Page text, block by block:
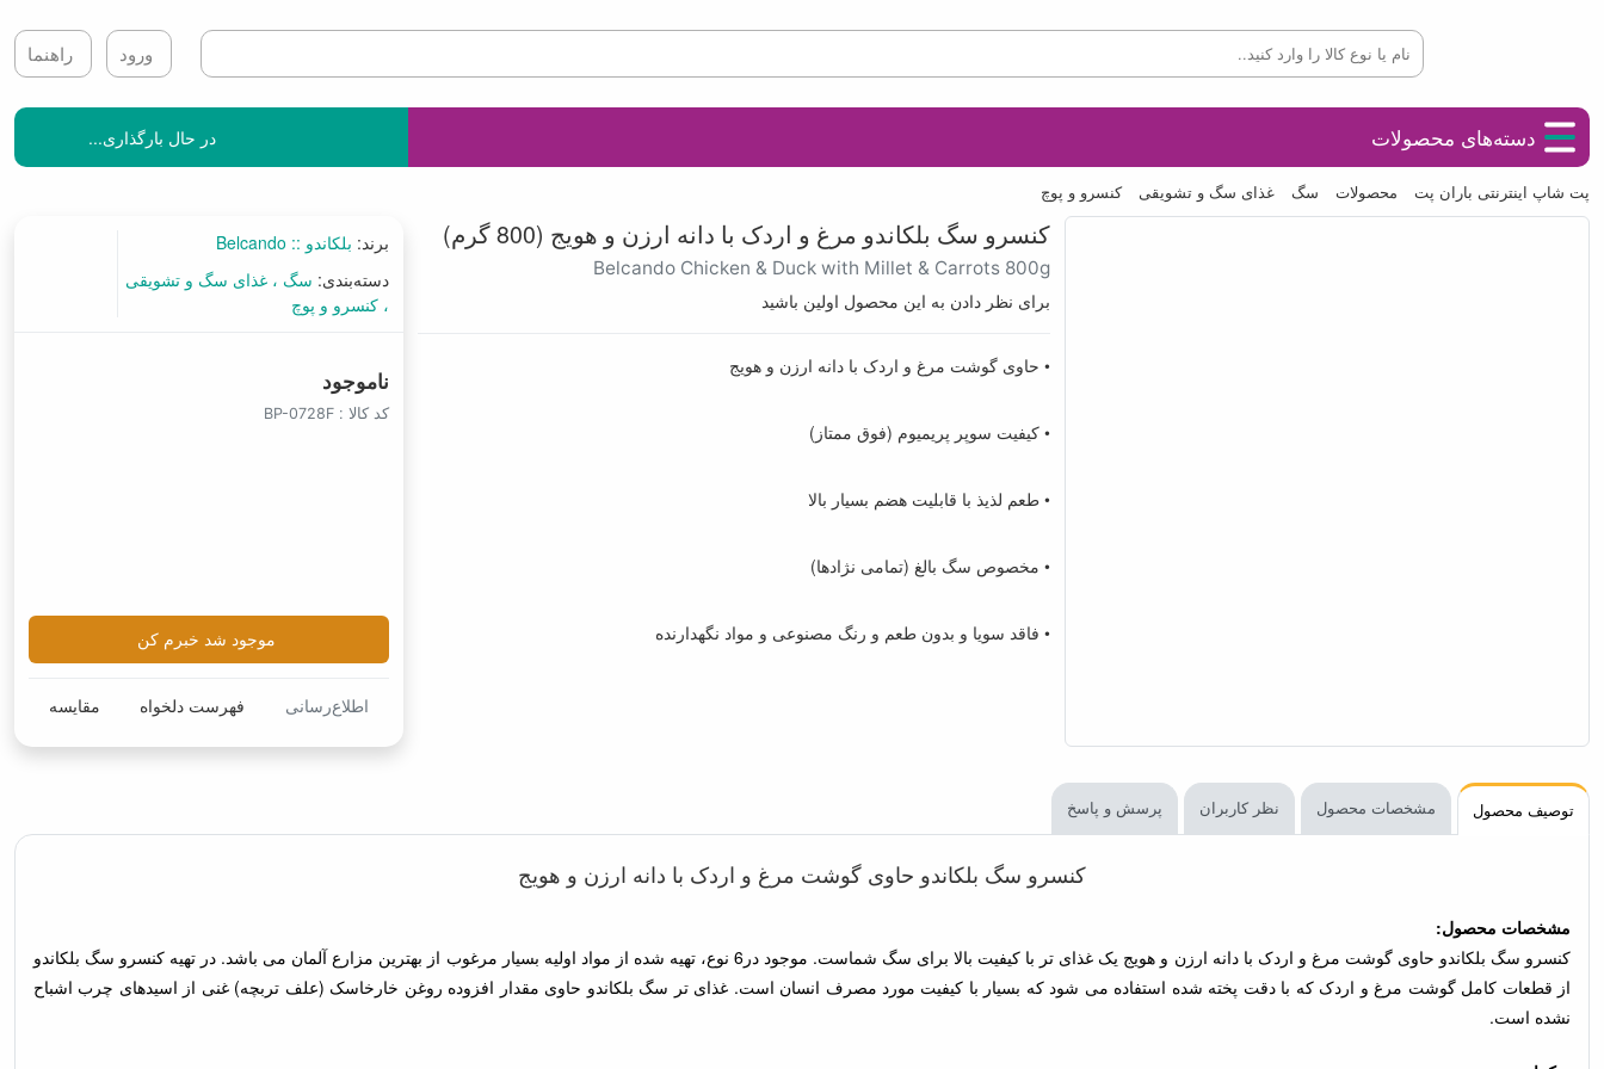
ورود راهنما
دسته‌های محصولات در حال بارگذاری...
پت شاپ اینترنتی باران پت محصولات سگ غذای سگ و تشویقی کنسرو و پوچ
کنسرو سگ بلکاندو مرغ و اردک با دانه ارزن و هویج (800 گرم)
Belcando Chicken & Duck with Millet & Carrots 800g
برای نظر دادن به این محصول اولین باشید
• حاوی گوشت مرغ و اردک با دانه ارزن و هویج
• کیفیت سوپر پریمیوم (فوق ممتاز)
• طعم لذیذ با قابلیت هضم بسیار بالا
• مخصوص سگ بالغ (تمامی نژادها)
• فاقد سویا و بدون طعم و رنگ مصنوعی و مواد نگهدارنده
برند: بلکاندو :: Belcando
دسته‌بندی: سگ
غذای سگ و تشویقی
کنسرو و پوچ
ناموجود
کد کالا :BP-0728F
موجود شد خبرم کن
اطلاع‌رسانی فهرست دلخواه مقایسه
توصیف محصول مشخصات محصول نظر کاربران پرسش و پاسخ
کنسرو سگ بلکاندو حاوی گوشت مرغ و اردک با دانه ارزن و هویج
مشخصات محصول:
کنسرو سگ بلکاندو حاوی گوشت مرغ و اردک با دانه ارزن و هویج یک غذای تر با کیفیت بالا برای سگ شماست. موجود در6 نوع، تهیه شده از مواد اولیه بسیار مرغوب از بهترین مزارع آلمان می باشد. در تهیه کنسرو سگ بلکاندو
از قطعات کامل گوشت مرغ و اردک که با دقت پخته شده استفاده می شود که بسیار با کیفیت مورد مصرف انسان است. غذای تر سگ بلکاندو حاوی مقدار افزوده روغن خارخاسک (علف تربچه) غنی از اسیدهای چرب اشباح
نشده است.